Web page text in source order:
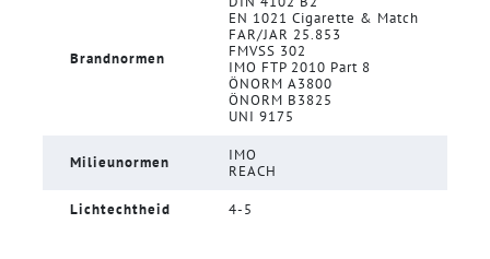
Brandnormen
EN 1021 Cigarette & Match
FAR/JAR 25.853
FMVSS 302
IMO FTP 2010 Part 8
ÖNORM A3800
ÖNORM B3825
UNI 9175
Milieunormen
IMO
REACH
Lichtechtheid 4-5